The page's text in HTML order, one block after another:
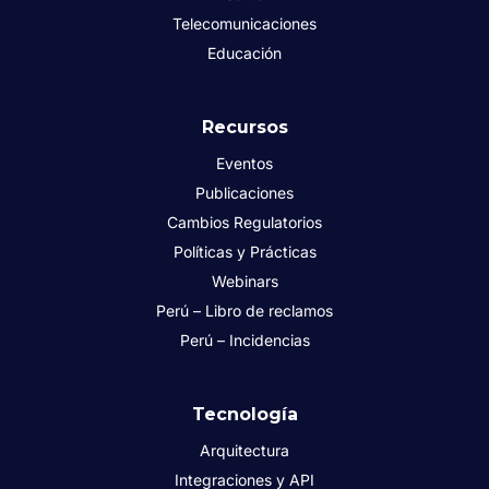
Telecomunicaciones
Educación
Recursos
Eventos
Publicaciones
Cambios Regulatorios
Políticas y Prácticas
Webinars
Perú – Libro de reclamos
Perú – Incidencias
Tecnología
Arquitectura
Integraciones y API